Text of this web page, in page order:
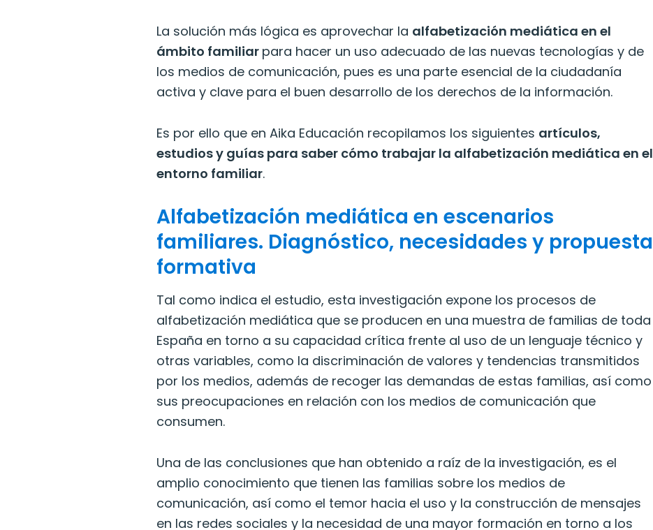
La solución más lógica es aprovechar la alfabetización mediática en el
ámbito familiar para hacer un uso adecuado de las nuevas tecnologías y de
los medios de comunicación, pues es una parte esencial de la ciudadanía
activa y clave para el buen desarrollo de los derechos de la información.
Es por ello que en Aika Educación recopilamos los siguientes artículos,
estudios y guías para saber cómo trabajar la alfabetización mediática en el
entorno familiar.
Alfabetización mediática en escenarios
familiares. Diagnóstico, necesidades y propuesta
formativa
Tal como indica el estudio, esta investigación expone los procesos de
alfabetización mediática que se producen en una muestra de familias de toda
España en torno a su capacidad crítica frente al uso de un lenguaje técnico y
otras variables, como la discriminación de valores y tendencias transmitidos
por los medios, además de recoger las demandas de estas familias, así como
sus preocupaciones en relación con los medios de comunicación que
consumen.
Una de las conclusiones que han obtenido a raíz de la investigación, es el
amplio conocimiento que tienen las familias sobre los medios de
comunicación, así como el temor hacia el uso y la construcción de mensajes
en las redes sociales y la necesidad de una mayor formación en torno a los